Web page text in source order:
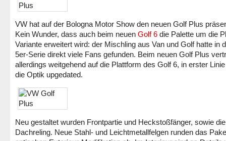
VW hat auf der Bologna Motor Show den neuen Golf Plus
Kein Wunder, dass auch beim neuen Golf 6 die Palette um die
Variante erweitert wird: der Mischling aus Van und Golf hatte in
5er-Serie direkt viele Fans gefunden. Beim neuen Golf Plus
allerdings weitgehend auf die Plattform des Golf 6, in erster
die Optik upgedated.
Neu gestaltet wurden Frontpartie und Heckstoßfänger, sowie die
Dachre­ling. Neue Stahl- und Leichtmetallfelgen runden das